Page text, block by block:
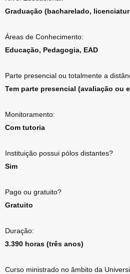
Graduação (bacharelado,
Áreas de Conhecimento:
Educação, Pedagogia, EAD
Parte presencial ou totalmente a
Tem parte presencial (avaliação ou
Monitoramento:
Com tutoria
Instituição possui pólos distantes?
Sim
Pago ou gratuito?
Gratuito
Duração:
3.390 horas (três anos)
Curso ministrado no âmbito da